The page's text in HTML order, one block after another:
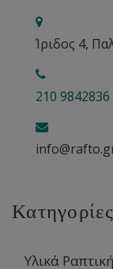
Ίριδος 4,
210 9842836
Υλικά